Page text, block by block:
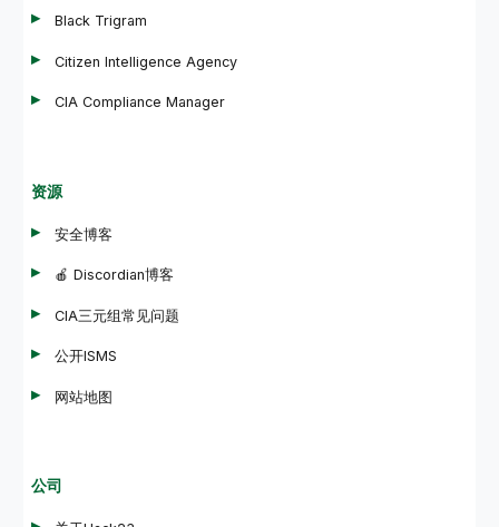
Black Trigram
Citizen Intelligence Agency
CIA Compliance Manager
资源
安全博客
🍎 Discordian博客
CIA三元组常见问题
公开ISMS
网站地图
公司